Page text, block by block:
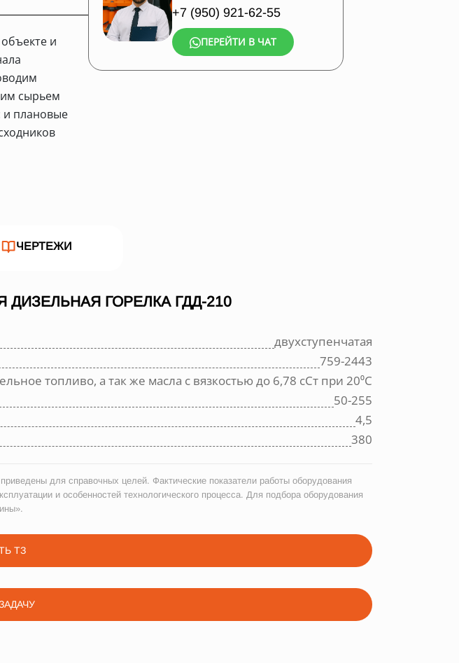
и
сырьем
и плановые
+7 (950) 921-62-55
ПЕРЕЙТИ В ЧАТ
ЧЕРТЕЖИ
ГОРЕЛКА ГДД-210
двухступенчатая
759-2443
топливо, а так же масла с вязкостью до 6,78 сСт при 20⁰С
50-255
4,5
380
для справочных целей. Фактические показатели работы оборудования
и особенностей технологического процесса. Для подбора оборудования
ТЗ